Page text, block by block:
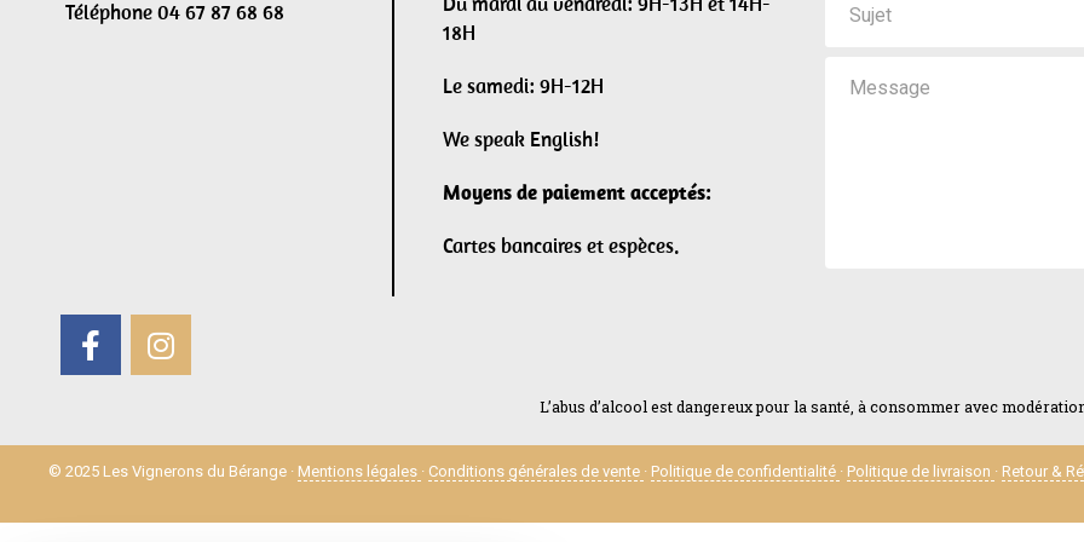
Téléphone 04 67 87 68 68
18H
Le samedi: 9H-12H
We speak English!
Moyens de paiement acceptés:
Cartes bancaires et espèces.
L’abus d’alcool est dangereux pour la santé, à consommer avec
© 2025 Les Vignerons du Bérange · Mentions légales · Conditions générales de vente · Politique de confidentialité · Politique de livraison · Retour &